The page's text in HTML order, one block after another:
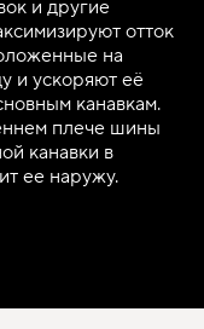
и другие
отток
на
и ускоряют её
канавкам.
плече шины
канавки в
ее наружу.